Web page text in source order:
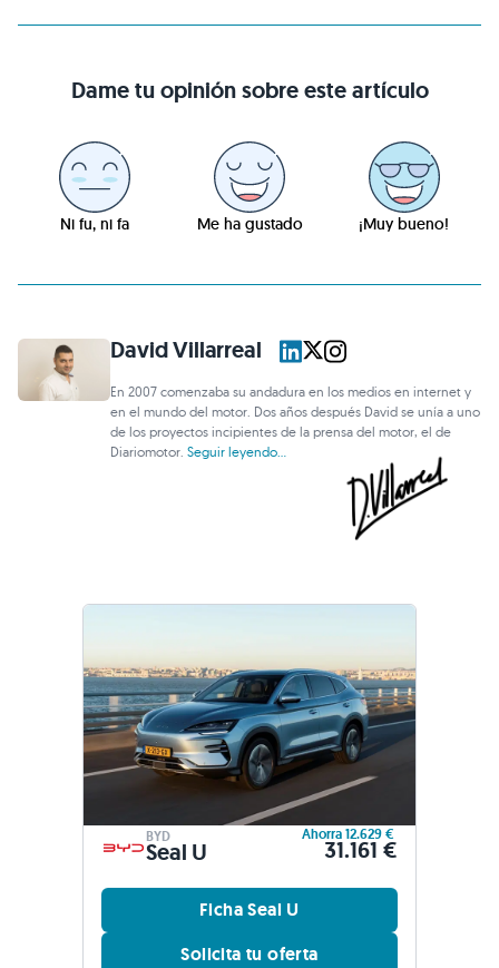
Dame tu opinión sobre este artículo
Ni fu, ni fa Me ha gustado ¡Muy bueno!
David Villarreal
En 2007 comenzaba su andadura en los medios en internet y
en el mundo del motor. Dos años después David se unía a uno
de los proyectos incipientes de la prensa del motor, el de
Diariomotor.Seguir leyendo...
BYD
Seal U
Ahorra 12.629 €
31.161 €
Ficha Seal U
Solicita tu oferta